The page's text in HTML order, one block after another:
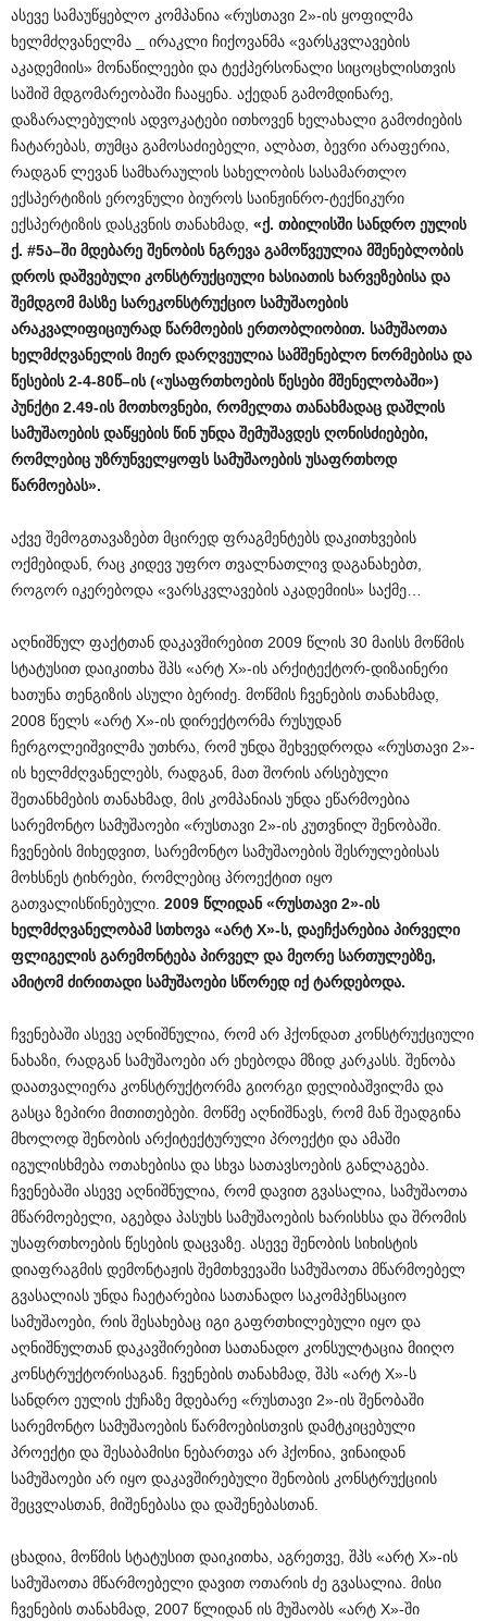
ასევე სამაუწყებლო კომპანია «რუსთავი 2»-ის ყოფილმა
ხელმძღვანელმა _ ირაკლი ჩიქოვანმა «ვარსკვლავების
აკადემიის» მონაწილეები და ტექპერსონალი სიცოცხლისთვის
საშიშ მდგომარეობაში ჩააყენა. აქედან გამომდინარე,
დაზარალებულის ადვოკატები ითხოვენ ხელახალი გამოძიების
ჩატარებას, თუმცა გამოსაძიებელი, ალბათ, ბევრი არაფერია,
რადგან ლევან სამხარაულის სახელობის სასამართლო
ექსპერტიზის ეროვნული ბიუროს საინჟინრო-ტექნიკური
ექსპერტიზის დასკვნის თანახმად, «ქ. თბილისში სანდრო ეულის
ქ. #5ა–ში მდებარე შენობის ნგრევა გამოწვეულია მშენებლობის
დროს დაშვებული კონსტრუქციული ხასიათის ხარვეზებისა და
შემდგომ მასზე სარეკონსტრუქციო სამუშაოების
არაკვალიფიციურად წარმოების ერთობლიობით. სამუშაოთა
ხელმძღვანელის მიერ დარღვეულია სამშენებლო ნორმებისა და
წესების2-4-80წ–ის(«უსაფრთხოების წესები მშენელობაში»)
პუნქტი 2.49-ის მოთხოვნები, რომელთა თანახმადაც დაშლის
სამუშაოების დაწყების წინ უნდა შემუშავდეს ღონისძიებები,
რომლებიც უზრუნველყოფს სამუშაოების უსაფრთხოდ
წარმოებას».
აქვე შემოგთავაზებთ მცირედ ფრაგმენტებს დაკითხვების
ოქმებიდან, რაც კიდევ უფრო თვალნათლივ დაგანახებთ,
როგორ იკერებოდა «ვარსკვლავების აკადემიის» საქმე…
აღნიშნულ ფაქტთან დაკავშირებით 2009 წლის 30 მაისს მოწმის
სტატუსით დაიკითხა შპს «არტ X»-ის არქიტექტორ-დიზაინერი
ხათუნა თენგიზის ასული ბერიძე. მოწმის ჩვენების თანახმად,
2008 წელს «არტ X»-ის დირექტორმა რუსუდან
ჩერგოლეიშვილმა უთხრა, რომ უნდა შეხვედროდა «რუსთავი 2»-
ის ხელმძღვანელებს, რადგან, მათ შორის არსებული
შეთანხმების თანახმად, მის კომპანიას უნდა ეწარმოებია
სარემონტო სამუშაოები «რუსთავი 2»-ის კუთვნილ შენობაში.
ჩვენების მიხედვით, სარემონტო სამუშაოების შესრულებისას
მოხსნეს ტიხრები, რომლებიც პროექტით იყო
გათვალისწინებული. 2009 წლიდან«რუსთავი 2»-ის
ხელმძღვანელობამ სთხოვა «არტ X»-ს, დაეჩქარებია პირველი
ფლიგელის გარემონტება პირველ და მეორე სართულებზე,
ამიტომ ძირითადი სამუშაოები სწორედ იქ ტარდებოდა.
ჩვენებაში ასევე აღნიშნულია, რომ არ ჰქონდათ კონსტრუქციული
ნახაზი, რადგან სამუშაოები არ ეხებოდა მზიდ კარკასს. შენობა
დაათვალიერა კონსტრუქტორმა გიორგი დელიბაშვილმა და
გასცა ზეპირი მითითებები. მოწმე აღნიშნავს, რომ მან შეადგინა
მხოლოდ შენობის არქიტექტურული პროექტი და ამაში
იგულისხმება ოთახებისა და სხვა სათავსოების განლაგება.
ჩვენებაში ასევე აღნიშნულია, რომ დავით გვასალია, სამუშაოთა
მწარმოებელი, აგებდა პასუხს სამუშაოების ხარისხსა და შრომის
უსაფრთხოების წესების დაცვაზე. ასევე შენობის სიხისტის
დიაფრაგმის დემონტაჟის შემთხვევაში სამუშაოთა მწარმოებელ
გვასალიას უნდა ჩაეტარებია სათანადო საკომპენსაციო
სამუშაოები, რის შესახებაც იგი გაფრთხილებული იყო და
აღნიშნულთან დაკავშირებით სათანადო კონსულტაცია მიიღო
კონსტრუქტორისაგან. ჩვენების თანახმად, შპს «არტ X»-ს
სანდრო ეულის ქუჩაზე მდებარე «რუსთავი 2»-ის შენობაში
სარემონტო სამუშაოების წარმოებისთვის დამტკიცებული
პროექტი და შესაბამისი ნებართვა არ ჰქონია, ვინაიდან
სამუშაოები არ იყო დაკავშირებული შენობის კონსტრუქციის
შეცვლასთან, მიშენებასა და დაშენებასთან.
ცხადია, მოწმის სტატუსით დაიკითხა, აგრეთვე, შპს «არტ X»-ის
სამუშაოთა მწარმოებელი დავით ოთარის ძე გვასალია. მისი
ჩვენების თანახმად, 2007 წლიდან ის მუშაობს «არტ X»-ში